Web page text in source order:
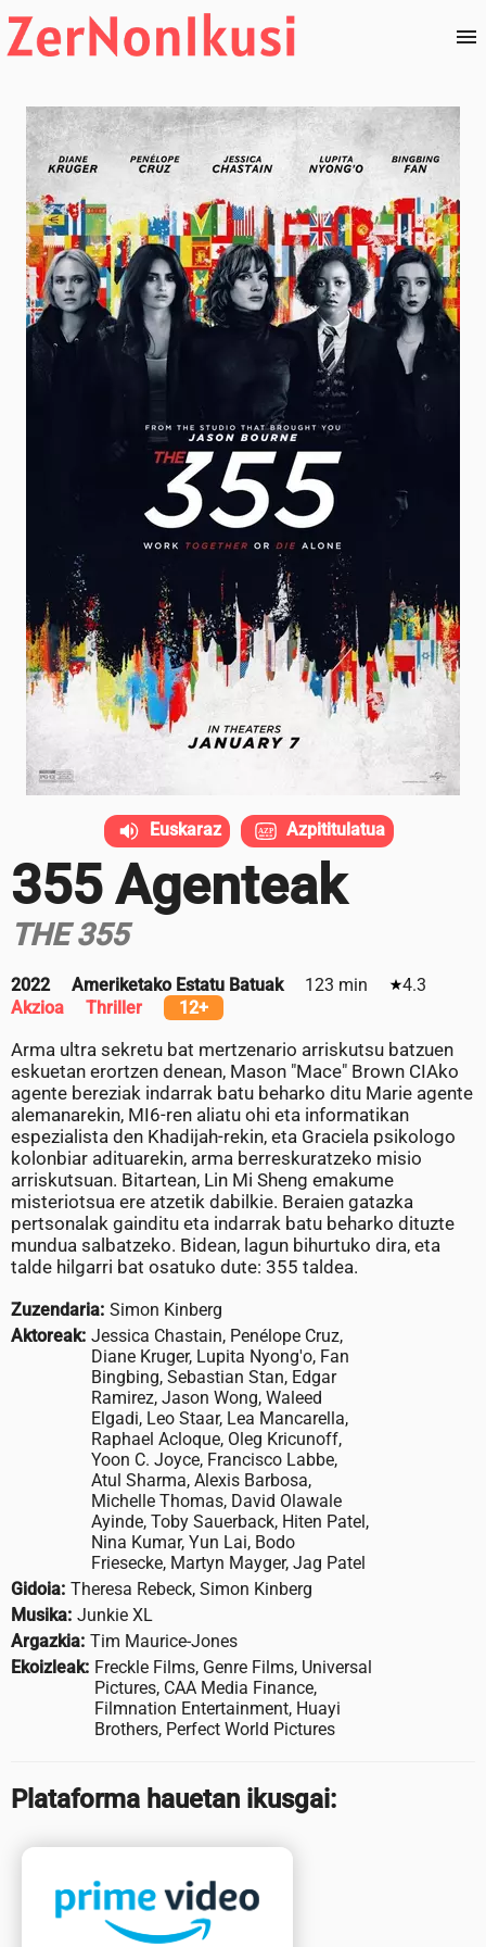
355 Agenteak
THE 355
2022 Ameriketako Estatu Batuak 123 min
4.3
Akzioa
Thriller 12+
Arma ultra sekretu bat mertzenario arriskutsu batzuen
eskuetan erortzen denean, Mason "Mace" Brown CIAko
agente bereziak indarrak batu beharko ditu Marie agente
alemanarekin, MI6-ren aliatu ohi eta informatikan
espezialista den Khadijah-rekin, eta Graciela psikologo
kolonbiar adituarekin, arma berreskuratzeko misio
arriskutsuan. Bitartean, Lin Mi Sheng emakume
misteriotsua ere atzetik dabilkie. Beraien gatazka
pertsonalak gainditu eta indarrak batu beharko dituzte
mundua salbatzeko. Bidean, lagun bihurtuko dira, eta
talde hilgarri bat osatuko dute: 355 taldea.
Zuzendaria: Simon Kinberg
Aktoreak: Jessica Chastain, Penélope Cruz,
Diane Kruger, Lupita Nyong'o, Fan
Bingbing, Sebastian Stan, Edgar
Ramirez, Jason Wong, Waleed
Elgadi, Leo Staar, Lea Mancarella,
Raphael Acloque, Oleg Kricunoff,
Yoon C. Joyce, Francisco Labbe,
Atul Sharma, Alexis Barbosa,
Michelle Thomas, David Olawale
Ayinde, Toby Sauerback, Hiten Patel,
Nina Kumar, Yun Lai, Bodo
Friesecke, Martyn Mayger, Jag Patel
Gidoia: Theresa Rebeck, Simon Kinberg
Musika: Junkie XL
Argazkia: Tim Maurice-Jones
Ekoizleak: Freckle Films, Genre Films, Universal
Pictures, CAA Media Finance,
Filmnation Entertainment, Huayi
Brothers, Perfect World Pictures
Plataforma hauetan ikusgai:
Euskaraz Azpititulatua